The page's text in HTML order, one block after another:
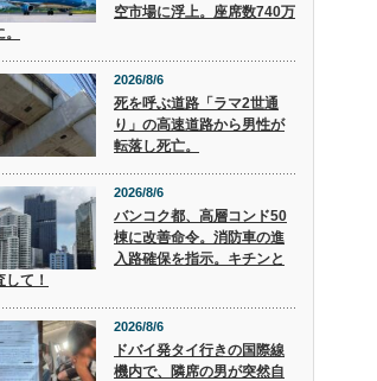
空市場に浮上。座席数740万
2026/8/6
死を呼ぶ道路「ラマ2世通
り」の高速道路から男性が
転落し死亡。
2026/8/6
バンコク都、高層コンド50
棟に改善命令。消防車の進
入路確保を指示。キチンと
して！
2026/8/6
ドバイ発タイ行きの国際線
機内で、隣席の男が突然自